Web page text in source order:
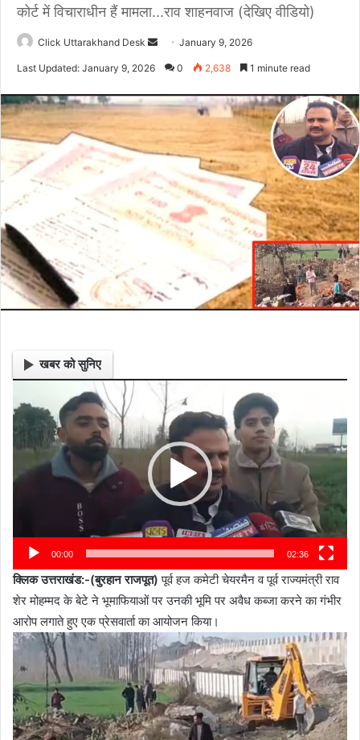
कोर्ट में विचाराधीन हैं मामला...राव शाहनवाज (देखिए वीडियो)
Click Uttarakhand Desk
d
n
e
m
i
l
January 9, 2026
Last Updated: January 9, 2026 0 2,638 1 minute read
खबर को सुनिए
Player
00:00 02:36
क्लिक उत्तराखंड:-(बुरहान राजपूत) पूर्व हज कमेटी चेयरमैन व पूर्व राज्यमंत्री राव
शेर मोहम्मद के बेटे ने भूमाफियाओं पर उनकी भूमि पर अवैध कब्जा करने का गंभीर
आरोप लगाते हुए एक प्रेसवार्ता का आयोजन किया।